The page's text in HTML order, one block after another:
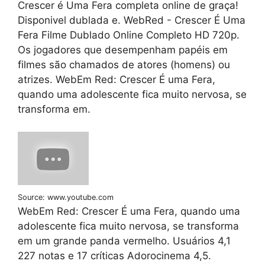
Crescer é Uma Fera completa online de graça!
Disponivel dublada e. WebRed - Crescer É Uma
Fera Filme Dublado Online Completo HD 720p.
Os jogadores que desempenham papéis em
filmes são chamados de atores (homens) ou
atrizes. WebEm Red: Crescer É uma Fera,
quando uma adolescente fica muito nervosa, se
transforma em.
Source: www.youtube.com
WebEm Red: Crescer É uma Fera, quando uma
adolescente fica muito nervosa, se transforma
em um grande panda vermelho. Usuários 4,1
227 notas e 17 críticas Adorocinema 4,5.